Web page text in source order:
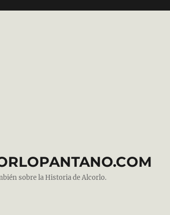
sobre la Historia de Alcorlo.